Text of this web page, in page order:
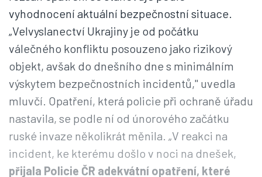
vyhodnocení aktuální bezpečnostní situace.
„Velvyslanectví Ukrajiny je od počátku
válečného konfliktu posouzeno jako rizikový
objekt, avšak do dnešního dne s minimálním
výskytem bezpečnostních incidentů," uvedla
mluvčí. Opatření, která policie při ochraně úřadu
nastavila, se podle ní od únorového začátku
ruské invaze několikrát měnila. „V reakci na
incident, ke kterému došlo v noci na dnešek,
přijala Policie ČR adekvátní opatření, které